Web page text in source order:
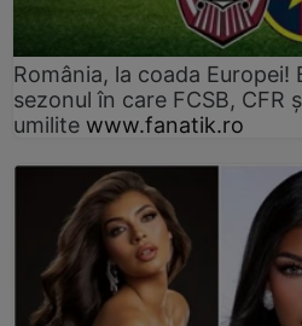
România, la coada Europei!
sezonul în care FCSB, CFR
umilite www.fanatik.ro